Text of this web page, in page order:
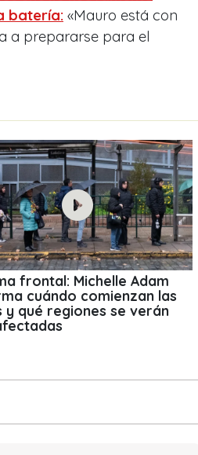
batería: «Mauro está con
a prepararse para el
frontal: Michelle Adam
cuándo comienzan las
y qué regiones se verán